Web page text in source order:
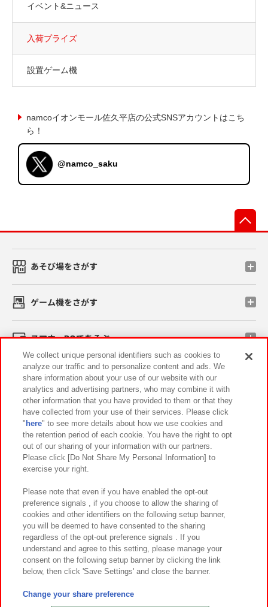
イベント&ニュース
入荷プライズ
設置ゲーム機
namcoイオンモール佐久平店の公式SNSアカウントはこち
ら！
@namco_saku
あそび場をさがす
ゲーム機をさがす
スマホ・PCであそぶ
イベント・キャンペーン
関連会社 サステナビリティ サイトポリシー
プライバシーポリシー ウェブアクセシビリティ方針と検証結果
お取引先さまとともに
カスタマーハラスメント対応方針 よくあるご質問・お問い合わせ
©Bandai Namco Amusement Inc.
©Bandai Namco Amusement Lab Inc.
We collect unique personal identifiers such as cookies to
analyze our traffic and to personalize content and ads. We
share information about your use of our website with our
analytics and advertising partners, who may combine it with
other information that you have provided to them or that they
have collected from your use of their services. Please click
" here" to see more details about how we use cookies and
the retention period of each cookie. You have the right to opt
out of our sharing of your information with our partners.
Please click [Do Not Share My Personal Information] to
exercise your right.
Please note that even if you have enabled the opt-out
preference signals , if you choose to allow the sharing of
cookies and other identifiers on the following setup banner,
you will be deemed to have consented to the sharing
regardless of the opt-out preference signals . If you
understand and agree to this setting, please manage your
consent on the following setup banner by clicking the link
below, then click 'Save Settings' and close the banner.
Change your share preference